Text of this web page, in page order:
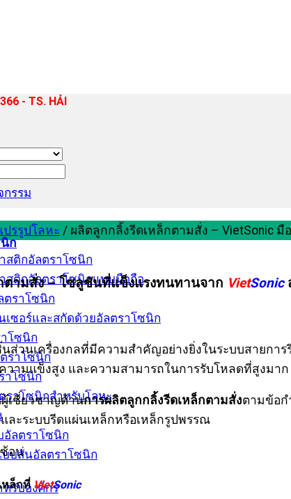
กรรม
ก
สติกอัลตราโซนิก
าสติกอัลตราโซนิกแบบมือถือ
ตราโซนิก
เซอร์และสกัดด้วยอัลตราโซนิก
โซนิก
ราโซนิก
าโซนิก
ราโซนิกสำหรับโลหะ
อัลตราโซนิก
บบสั่นอัลตราโซนิก
รับองค์กร
- TS. HẢI
ปรรูปโลหะ / ผลิตลูกกลิ้งรีดเหล็กตามสั่ง – VietSonic
ตามสั่ง – โซลูชันที่แข็งแรงทนทานจาก VietSonic
นส่วนเครื่องกลที่มีความสำคัญอย่างยิ่งในระบบสายกา
วามแข็งสูง และความสามารถในการรับโหลดที่สูงมาก
เชี่ยวชาญด้านการผลิตลูกกลิ้งรีดเหล็กตามสั่งตามข้อก
ละระบบรีดแผ่นเหล็กหรือเหล็กรูปพรรณ
หล็กที่VietSonic